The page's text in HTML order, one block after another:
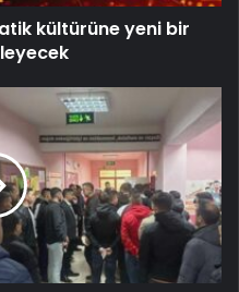
kültürüne yeni bir